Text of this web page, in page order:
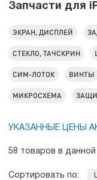
Запчасти для
ЭКРАН, ДИСПЛЕЙ
СТЕКЛО, ТАЧСКРИН
СИМ-ЛОТОК ВИНТЫ
МИКРОСХЕМА
УКАЗАННЫЕ ЦЕНЫ
58 товаров в данной
Сортировать по: